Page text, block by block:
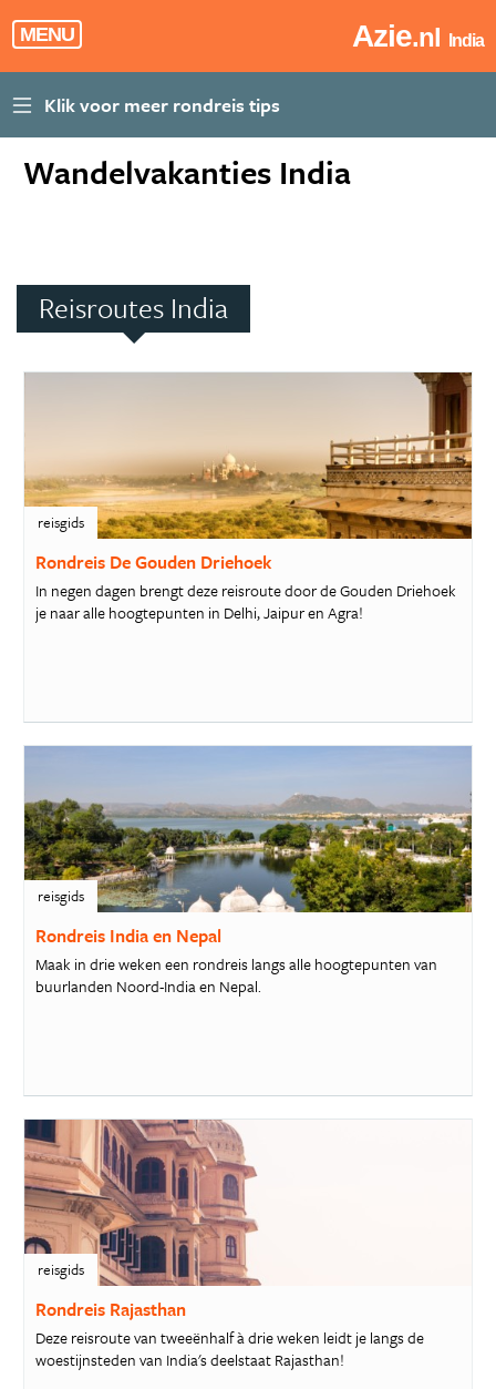
MENU Azie.nl India
Wandelvakanties India
Reisroutes India
reisgids
Rondreis De Gouden Driehoek
In negen dagen brengt deze reisroute door de Gouden Driehoek
je naar alle hoogtepunten in Delhi, Jaipur en Agra!
reisgids
Rondreis India en Nepal
Maak in drie weken een rondreis langs alle hoogtepunten van
buurlanden Noord-India en Nepal.
reisgids
Rondreis Rajasthan
Deze reisroute van tweeënhalf à drie weken leidt je langs de
woestijnsteden van India's deelstaat Rajasthan!